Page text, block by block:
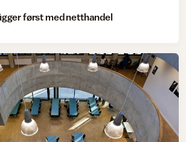
først med netthandel